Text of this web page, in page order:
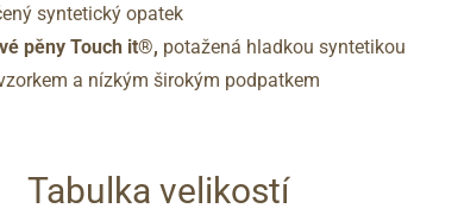
syntetický opatek
pěny Touch it®, potažená hladkou syntetikou
a nízkým širokým podpatkem
Tabulka velikostí